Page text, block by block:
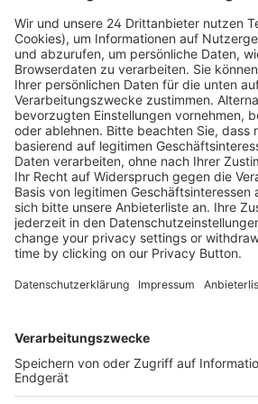
Zentralheizungs- und
Anlagenmechaniker
Bei gleichzeitiger Bestellung von ISBN 978-3-582-10163-
1 „Zentralheizungs- und Lüftungsbau für
Anlagenmechaniker SHK“ und ISBN:
6 „Der Sanitäri...
93,95 €
Kostenlose Rücksendung bis
Bestelleingang (innerhalb
Versandkosten.
Der Bestellprozess ist mit Hilfe